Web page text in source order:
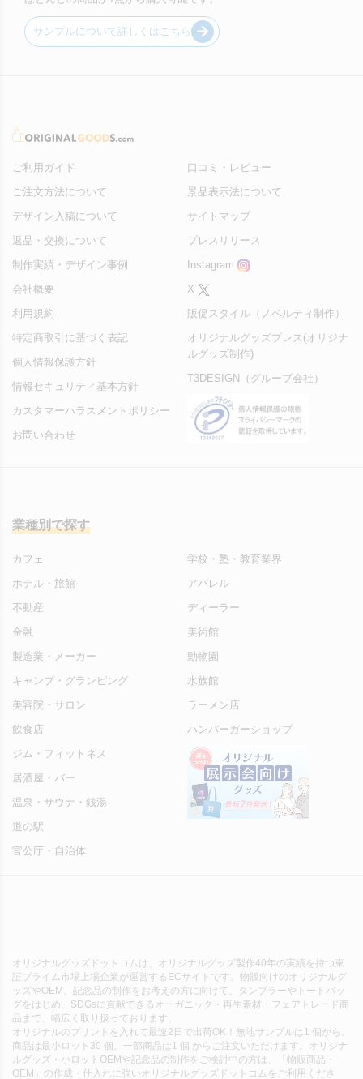
サンプルについて詳しくはこちら
ご利用ガイド
ご注文方法について
デザイン入稿について
返品・交換について
制作実績・デザイン事例
会社概要
利用規約
特定商取引に基づく表記
個人情報保護方針
情報セキュリティ基本方針
カスタマーハラスメントポリシー
お問い合わせ
口コミ・レビュー
景品表示法について
サイトマップ
プレスリリース
Instagram
X
販促スタイル（ノベルティ制作）
オリジナルグッズプレス(オリジナ
ルグッズ制作)
T3DESIGN（グループ会社）
業種別で探す
カフェ
ホテル・旅館
不動産
金融
製造業・メーカー
キャンプ・グランピング
美容院・サロン
飲食店
ジム・フィットネス
居酒屋・バー
温泉・サウナ・銭湯
道の駅
官公庁・自治体
学校・塾・教育業界
アパレル
ディーラー
美術館
動物園
水族館
ラーメン店
ハンバーガーショップ
オリジナルグッズドットコムは、オリジナルグッズ製作40年の実績を持つ東
証プライム市場上場企業が運営するECサイトです。物販向けのオリジナルグ
ッズやOEM、記念品の制作をお考えの方に向けて、タンブラーやトートバッ
グをはじめ、SDGsに貢献できるオーガニック・再生素材・フェアトレード商
品まで、幅広く取り扱っております。
オリジナルのプリントを入れて最速2日で出荷OK！無地サンプルは1 個から、
商品は最小ロット30 個、一部商品は1 個 からご注文いただけます。オリジナ
ルグッズ・小ロットOEMや記念品の制作をご検討中の方は、「物販商品・
OEM」の作成・仕入れに強いオリジナルグッズドットコムをご利用くださ